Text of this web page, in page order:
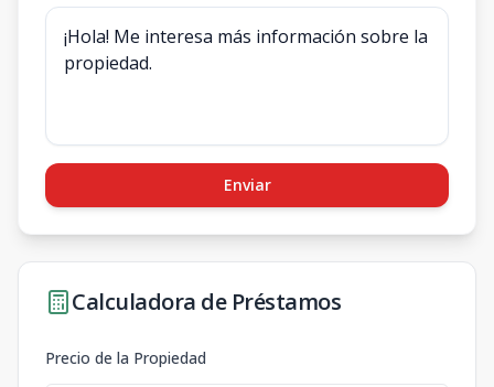
Enviar
Calculadora de Préstamos
Precio de la Propiedad